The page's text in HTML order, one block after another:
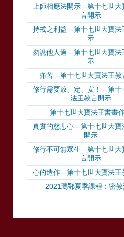
上師相應法開示 --第十七世
言開示
持戒之利益 --第十七世大寶法
示
勿說他人過 --第十七世大寶法
示
痛苦 --第十七世大寶法王教
修行需要放、定、安！ --第十
法王教言開示
第十七世大寶法王書畫
真實的慈悲心 --第十七世大寶
開示
修行不可無眾生 --第十七世大
言開示
心的造作 --第十七世大寶法王
2021瑪鄂夏季課程：密教